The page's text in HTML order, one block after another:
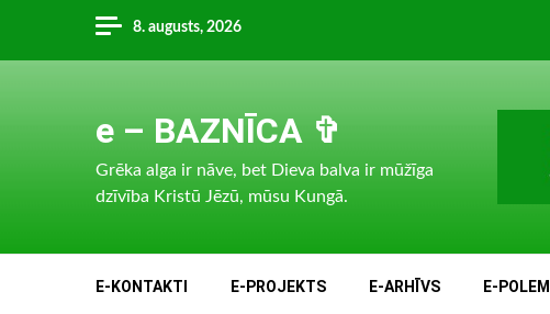
content
8. augusts, 2026
e – BAZNĪCA ✞
Grēka alga ir nāve, bet Dieva balva ir mūžīga
dzīvība Kristū Jēzū, mūsu Kungā.
E-KONTAKTI E-PROJEKTS E-ARHĪVS E-